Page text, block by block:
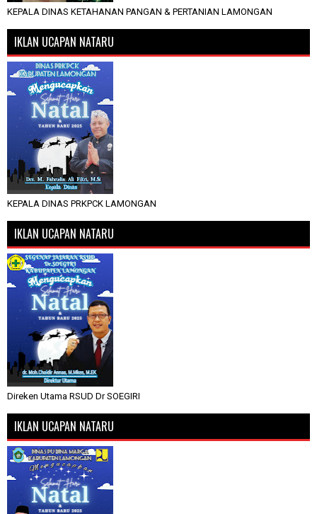
KEPALA DINAS KETAHANAN PANGAN & PERTANIAN LAMONGAN
IKLAN UCAPAN NATARU
KEPALA DINAS PRKPCK LAMONGAN
IKLAN UCAPAN NATARU
Direken Utama RSUD Dr SOEGIRI
IKLAN UCAPAN NATARU